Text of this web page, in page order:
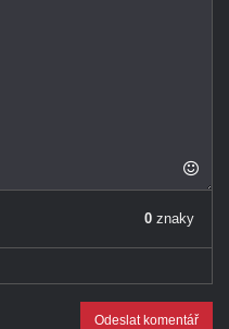
0 znaky
Odeslat komentář